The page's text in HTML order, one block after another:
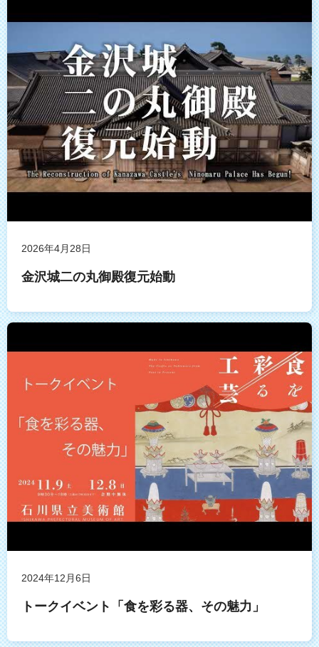
2026年4月28日
金沢城二の丸御殿復元始動
2024年12月6日
トークイベント「食を彩る器、その魅力」